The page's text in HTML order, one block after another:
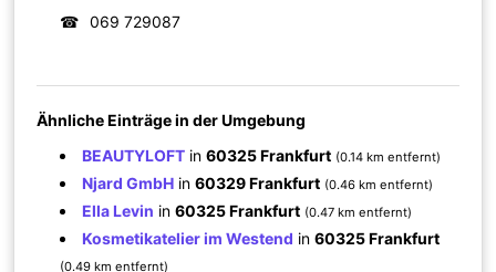
☎
069 729087
Ähnliche Einträge in der Umgebung
BEAUTYLOFT in60325 Frankfurt (0.14 km entfernt)
Njard GmbH in60329 Frankfurt (0.46 km entfernt)
Ella Levin in60325 Frankfurt (0.47 km entfernt)
Kosmetikatelier im Westend in60325 Frankfurt
(0.49 km entfernt)